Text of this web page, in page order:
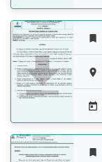




